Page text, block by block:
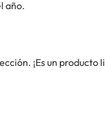
año.
¡Es un producto